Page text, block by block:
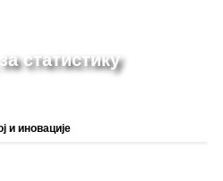
статистику
и иновације